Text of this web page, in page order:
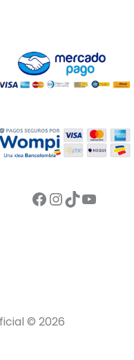
Facebook
Instagram
TikTok
© 2026